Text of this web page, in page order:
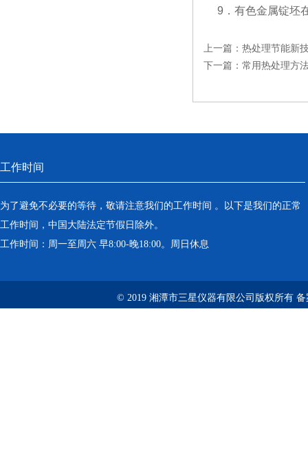
9．有色金属锭坯
上一篇： 热处理节能新
下一篇： 常用热处理方
工作时间
为了避免不必要的等待，敬请注意我们的工作时间 。以下是我们的正常
工作时间，中国大陆法定节假日除外。
工作时间：周一至周六 早8:00-晚18:00。周日休息
© 2019 湘潭市三星仪器有限公司版权所有 备